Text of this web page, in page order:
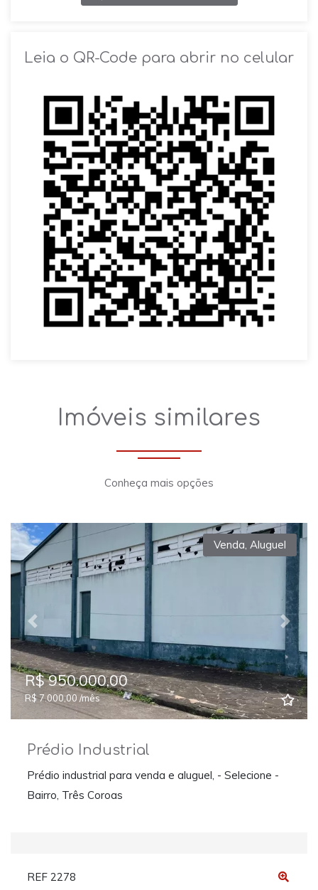
Leia o QR-Code para abrir no celular
Imóveis similares
Conheça mais opções
Previous Next
Venda Aluguel
R$ 950.000,00
R$ 7.000,00 /mês
Prédio Industrial
Prédio industrial para venda e aluguel, - Selecione -
Bairro, Três Coroas
REF 2278